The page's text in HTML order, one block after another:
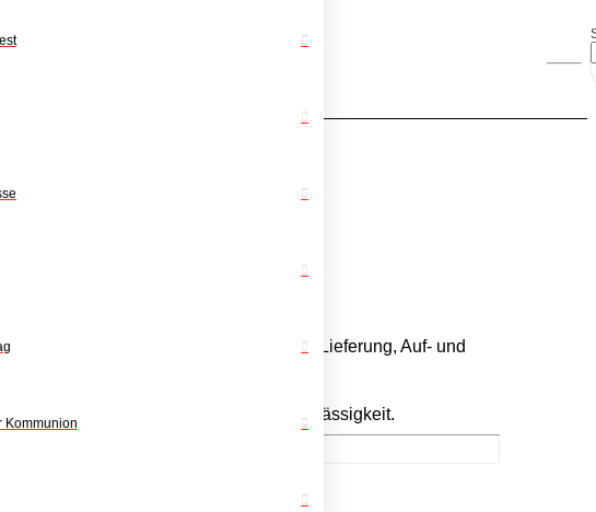
Kommunion
in Bochum und Umgebung.
vor Ort.
Zelte, Mobiliar, Technik sowie Lieferung, Auf- und
hohen Anspruch an Qualität und Zuverlässigkeit.